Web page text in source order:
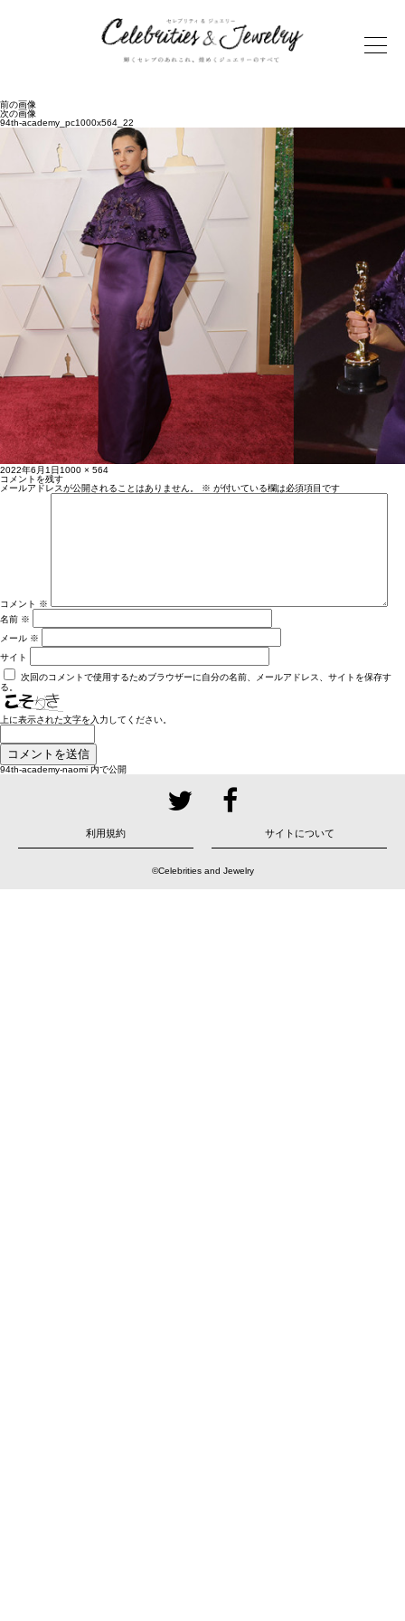
前の画像
次の画像
94th-academy_pc1000x564_22
投
稿
日:
2022年6月1日 フ
ル
サ
イ
1000 × 564
コメントを残す
メールアドレスが公開されることはありません。
※ が付いている欄は必須項目です
コメント ※
名前 ※
メール ※
サイト
次回のコメントで使用するためブラウザーに自分の名前、メールアドレス、サイトを保存す
る。
上に表示された文字を入力してください。
投
94th-academy-naomi 内で公開
利用規約 サイトについて
©Celebrities and Jewelry